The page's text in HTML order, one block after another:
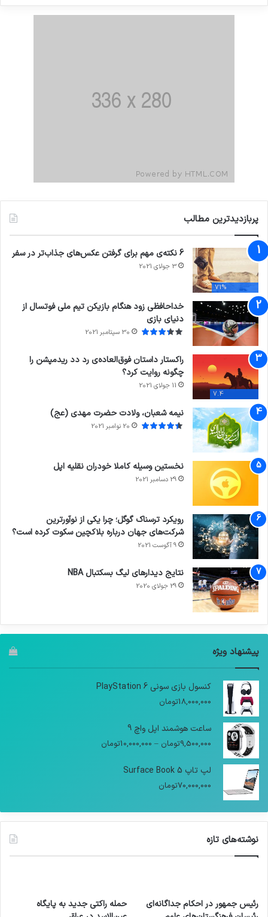
پربازدیدترین مطالب
71%
6 نکته‌ی مهم برای گرفتن عکس‌های جذاب‌تر در سفر
3 جولای 2021
خداحافظی زود هنگام بازیکن تیم ملی فوتسال از
دنیای بازی
30 سپتامبر 2021
7.4
راکستار داستان فوق‌العاده‌ی رد دد ریدمپشن را
چگونه روایت کرد؟
11 جولای 2021
نیمه شعبان، ولادت حضرت مهدی (عج)
20 نوامبر 2021
نخستین وسیله کاملا خودران نقلیه اپل
29 دسامبر 2021
رویکرد ترسناک گوگل؛ چرا یکی از نوآورترین
شرکت‌های جهان درباره بلاکچین سکوت کرده است؟
9 آگوست 2021
نتایج دیدار‌های لیگ بسکتبال NBA
29 جولای 2020
پیشنهاد ویژه
کنسول بازی سونی PlayStation 6
18,000,000تومان
ساعت هوشمند اپل واچ 9
9,500,000تومان –
10,000,000تومان
لپ تاپ Surface Book 5
70,000,000تومان
نوشته‌های تازه
رئیس جمهور در احکام جداگانه‌ای
حمله راکتی جدید به پایگاه